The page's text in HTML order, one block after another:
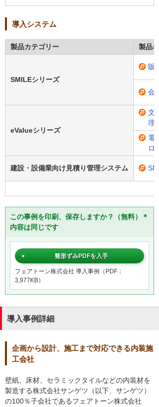
導入システム
製品カテゴリー 製品
SMILEシリーズ
販
会
eValueシリーズ
文
理」
電
ロ
建設・設備業向け見積り管理システム
この事例を印刷、保存しますか？（無料）＊
内容は同じです
整形ずみPDFを入手
フェアトーン株式会社 導入事例（PDF：
3,977KB）
導入事例詳細
企画から設計、施工まで対応できる内装施
工会社
壁紙、床材、セラミックタイルなどの内装材を
製造する株式会社サンゲツ（以下、サンゲツ）
の100％子会社であるフェアトーン株式会社